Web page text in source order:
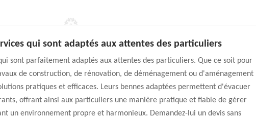
qui sont adaptés aux attentes des particuliers
sont parfaitement adaptés aux attentes des particuliers. Que ce soit pour
de construction, de rénovation, de déménagement ou d'aménagement
pratiques et efficaces. Leurs bennes adaptées permettent d'évacuer
offrant ainsi aux particuliers une manière pratique et fiable de gérer
un environnement propre et harmonieux. Demandez-lui un devis sans